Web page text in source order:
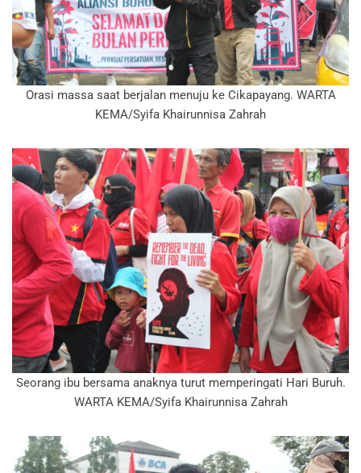
Orasi massa saat berjalan menuju ke Cikapayang. WARTA
KEMA/Syifa Khairunnisa Zahrah
Seorang ibu bersama anaknya turut memperingati Hari Buruh.
WARTA KEMA/Syifa Khairunnisa Zahrah